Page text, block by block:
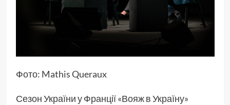
Фото: Mathis Queraux
Сезон України у Франції «Вояж в Україну»